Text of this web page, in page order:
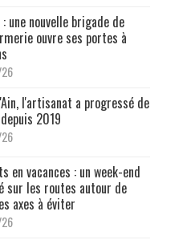
: une nouvelle brigade de
ouvre ses portes à
l'artisanat a progressé de
2019
en vacances : un week-end
sur les routes autour de
axes à éviter